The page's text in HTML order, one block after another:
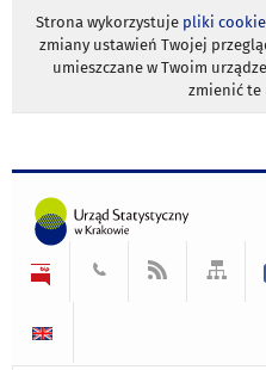
Strona wykorzystuje pliki
zmiany ustawień Twojej
umieszczane w Twoim
zmienić te